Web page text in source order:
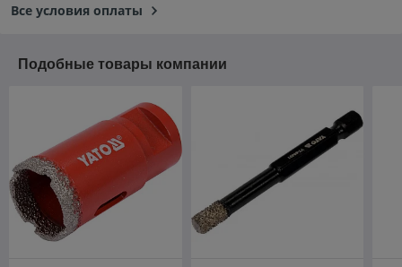
Все условия оплаты
Подобные товары компании